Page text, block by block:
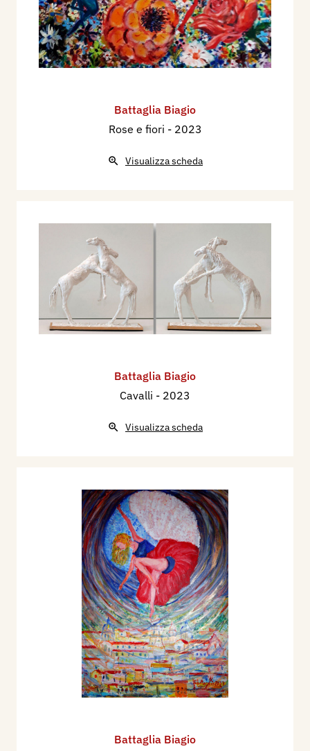
Battaglia Biagio
Rose e fiori - 2023
Visualizza scheda
Battaglia Biagio
Cavalli - 2023
Visualizza scheda
Battaglia Biagio